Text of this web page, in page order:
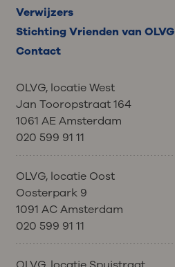
Verwijzers
Stichting Vrienden van OLVG
Contact
OLVG, locatie West
Jan Tooropstraat 164
1061 AE Amsterdam
020 599 91 11
OLVG, locatie Oost
Oosterpark 9
1091 AC Amsterdam
020 599 91 11